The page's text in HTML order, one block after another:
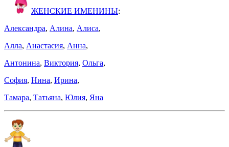
ЖЕНСКИЕ ИМЕНИНЫ:
Александра, Алина, Алиса,
Алла, Анастасия, Анна,
Антонина, Виктория, Ольга,
София, Нина, Ирина,
Тамара, Татьяна, Юлия, Яна